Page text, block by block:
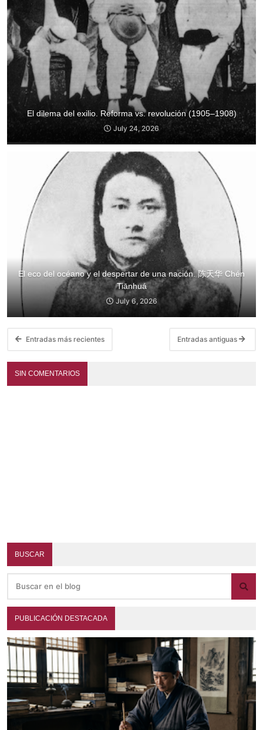
El dilema del exilio. Reforma vs. revolución (1905–1908)
July 24, 2026
El eco del océano y el despertar de una nación. 陈天华 Chén
Tiānhuá
July 6, 2026
Entradas más recientes Entradas antiguas
SIN COMENTARIOS
BUSCAR
PUBLICACIÓN DESTACADA